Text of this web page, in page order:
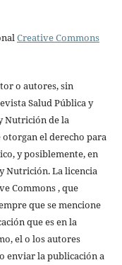
Creative Commons
o autores, sin
Salud Pública y
Nutrición de la
el derecho para
y posiblemente, en
Nutrición. La licencia
Commons , que
que se mencione
que es en la
el o los autores
enviar la publicación a